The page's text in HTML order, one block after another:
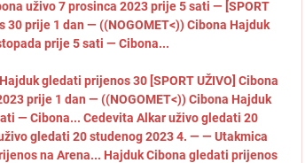
uživo 7 prosinca 2023 prije 5 sati — [SPORT
prije 1 dan — ((NOGOMET<)) Cibona Hajduk
prije 5 sati — Cibona...
gledati prijenos 30 [SPORT UŽIVO] Cibona
prije 1 dan — ((NOGOMET<)) Cibona Hajduk
— Cibona... Cedevita Alkar uživo gledati 20
gledati 20 studenog 2023 4. — — Utakmica
na Arena... Hajduk Cibona gledati prijenos